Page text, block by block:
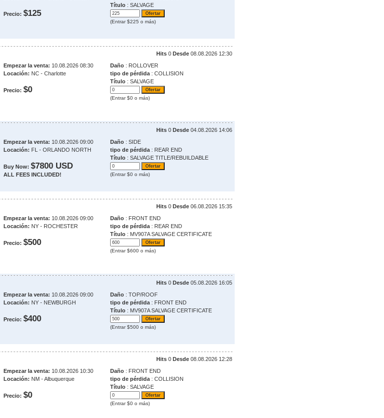
Precio: $125
Título : SALVAGE
(Entrar $225 o más)
Hits 0 Desde 08.08.2026 12:30
Empezar la venta: 10.08.2026 08:30
Locación: NC - Charlotte
Precio: $0
Daño : ROLLOVER
tipo de pérdida : COLLISION
Título : SALVAGE
(Entrar $0 o más)
Hits 0 Desde 04.08.2026 14:06
Empezar la venta: 10.08.2026 09:00
Locación: FL - ORLANDO NORTH
Buy Now: $7800 USD
ALL FEES INCLUDED!
Daño : SIDE
tipo de pérdida : REAR END
Título : SALVAGE TITLE/REBUILDABLE
(Entrar $0 o más)
Hits 0 Desde 06.08.2026 15:35
Empezar la venta: 10.08.2026 09:00
Locación: NY - ROCHESTER
Precio: $500
Daño : FRONT END
tipo de pérdida : REAR END
Título : MV907A SALVAGE CERTIFICATE
(Entrar $600 o más)
Hits 0 Desde 05.08.2026 16:05
Empezar la venta: 10.08.2026 09:00
Locación: NY - NEWBURGH
Precio: $400
Daño : TOP/ROOF
tipo de pérdida : FRONT END
Título : MV907A SALVAGE CERTIFICATE
(Entrar $500 o más)
Hits 0 Desde 08.08.2026 12:28
Empezar la venta: 10.08.2026 10:30
Locación: NM - Albuquerque
Precio: $0
Daño : FRONT END
tipo de pérdida : COLLISION
Título : SALVAGE
(Entrar $0 o más)